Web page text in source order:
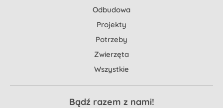
Odbudowa
Projekty
Potrzeby
Zwierzęta
Wszystkie
Bądź razem z nami!